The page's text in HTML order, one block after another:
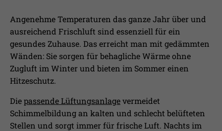
Angenehme Temperaturen das ganze Jahr über und
ausreichend Frischluft sind essenziell für ein
gesundes Zuhause. Das erreicht man mit gedämmten
Wänden: Sie sorgen für behagliche Wärme ohne
Zugluft im Winter und bieten im Sommer einen
Hitzeschutz.
Diepassende Lüftungsanlagevermeidet
Schimmelbildung an kalten und schlecht belüfteten
Stellen und sorgt immer für frische Luft. Nachts im
Zweck
Erfasst Statistiken über Besuche des
Benutzers auf der Webseite, wie z.B. die
Anzahl der Besuche, durchschnittliche
Verweildauer auf der Webseite und
welche Seiten gelesen wurden.
Name _pk_ses
Anbieter Matomo